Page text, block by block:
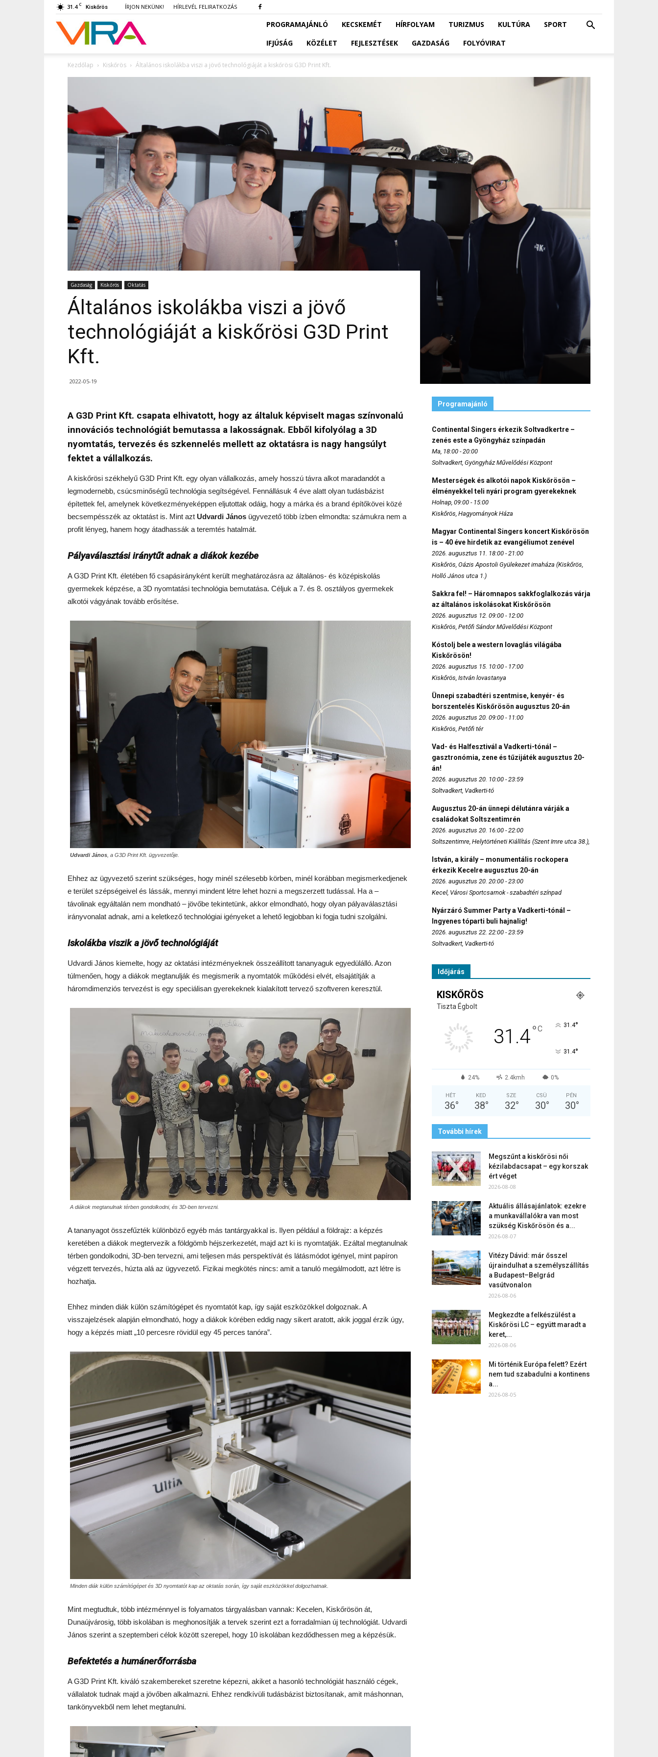
31.4 C Kiskőrös ÍRJON NEKÜNK! HÍRLEVÉL FELIRATKOZÁS
VIRA PROGRAMAJÁNLÓ KECSKEMÉT HÍRFOLYAM TURIZMUS KULTÚRA
SPORT
IFJÚSÁG
KÖZÉLET FEJLESZTÉSEK GAZDASÁG FOLYÓVIRAT
Kezdőlap Kiskőrös Általános iskolákba viszi a jövő technológiáját a kiskőrösi G3D Print Kft.
Gazdaság Kiskőrös Oktatás
Általános iskolákba viszi a jövő
technológiáját a kiskőrösi G3D Print
Kft.
2022-05-19
A G3D Print Kft. csapata elhivatott, hogy az általuk képviselt magas színvonalú
innovációs technológiát bemutassa a lakosságnak. Ebből kifolyólag a 3D
nyomtatás, tervezés és szkennelés mellett az oktatásra is nagy hangsúlyt
fektet a vállalkozás.
A kiskőrösi székhelyű G3D Print Kft. egy olyan vállalkozás, amely hosszú távra alkot maradandót a
legmodernebb, csúcsminőségű technológia segítségével. Fennállásuk 4 éve alatt olyan tudásbázist
építettek fel, amelynek következményeképpen eljutottak odáig, hogy a márka és a brand építőkövei közé
becsempésszék az oktatást is. Mint azt Udvardi János ügyvezető több ízben elmondta: számukra nem a
profit lényeg, hanem hogy átadhassák a teremtés hatalmát.
Pályaválasztási iránytűt adnak a diákok kezébe
A G3D Print Kft. életében fő csapásirányként került meghatározásra az általános- és középiskolás
gyermekek képzése, a 3D nyomtatási technológia bemutatása. Céljuk a 7. és 8. osztályos gyermekek
alkotói vágyának tovább erősítése.
Udvardi János , a G3D Print Kft. ügyvezetője.
Ehhez az ügyvezető szerint szükséges, hogy minél szélesebb körben, minél korábban megismerkedjenek
e terület szépségeivel és lássák, mennyi mindent létre lehet hozni a megszerzett tudással. Ha a –
távolinak egyáltalán nem mondható – jövőbe tekintetünk, akkor elmondható, hogy olyan pályaválasztási
irányvonalat adnak, ami a keletkező technológiai igényeket a lehető legjobban ki fogja tudni szolgálni.
Iskolákba viszik a jövő technológiáját
Udvardi János kiemelte, hogy az oktatási intézményeknek összeállított tananyaguk egyedülálló. Azon
túlmenően, hogy a diákok megtanulják és megismerik a nyomtatók működési elvét, elsajátítják a
háromdimenziós tervezést is egy speciálisan gyerekeknek kialakított tervező szoftveren keresztül.
A diákok megtanulnak térben gondolkodni, és 3D-ben tervezni.
A tananyagot összefűzték különböző egyéb más tantárgyakkal is. Ilyen például a földrajz: a képzés
keretében a diákok megtervezik a földgömb héjszerkezetét, majd azt ki is nyomtatják. Ezáltal megtanulnak
térben gondolkodni, 3D-ben tervezni, ami teljesen más perspektívát és látásmódot igényel, mint papíron
végzett tervezés, húzta alá az ügyvezető. Fizikai megkötés nincs: amit a tanuló megálmodott, azt létre is
hozhatja.
Ehhez minden diák külön számítógépet és nyomtatót kap, így saját eszközökkel dolgoznak. A
visszajelzések alapján elmondható, hogy a diákok körében eddig nagy sikert aratott, akik joggal érzik úgy,
hogy a képzés miatt „10 percesre rövidül egy 45 perces tanóra”.
Minden diák külön számítógépet és 3D nyomtatót kap az oktatás során, így saját eszközökkel dolgozhatnak.
Mint megtudtuk, több intézménnyel is folyamatos tárgyalásban vannak: Kecelen, Kiskőrösön át,
Dunaújvárosig, több iskolában is meghonosítják a tervek szerint ezt a forradalmian új technológiát. Udvardi
János szerint a szeptemberi célok között szerepel, hogy 10 iskolában kezdődhessen meg a képzésük.
Befektetés a humánerőforrásba
A G3D Print Kft. kiváló szakembereket szeretne képezni, akiket a hasonló technológiát használó cégek,
vállalatok tudnak majd a jövőben alkalmazni. Ehhez rendkívüli tudásbázist biztosítanak, amit máshonnan,
tankönyvekből nem lehet megtanulni.
Programajánló
Continental Singers érkezik Soltvadkertre –
zenés este a Gyöngyház színpadán
Ma, 18:00 - 20:00
Soltvadkert, Gyöngyház Művelődési Központ
Mesterségek és alkotói napok Kiskőrösön –
élményekkel teli nyári program gyerekeknek
Holnap, 09:00 - 15:00
Kiskőrös, Hagyományok Háza
Magyar Continental Singers koncert Kiskőrösön
is – 40 éve hirdetik az evangéliumot zenével
2026. augusztus 11. 18:00 - 21:00
Kiskőrös, Oázis Apostoli Gyülekezet imaháza (Kiskőrös,
Holló János utca 1.)
Sakkra fel! – Háromnapos sakkfoglalkozás várja
az általános iskolásokat Kiskőrösön
2026. augusztus 12. 09:00 - 12:00
Kiskőrös, Petőfi Sándor Művelődési Központ
Kóstolj bele a western lovaglás világába
Kiskőrösön!
2026. augusztus 15. 10:00 - 17:00
Kiskőrös, István lovastanya
Ünnepi szabadtéri szentmise, kenyér- és
borszentelés Kiskőrösön augusztus 20-án
2026. augusztus 20. 09:00 - 11:00
Kiskőrös, Petőfi tér
Vad- és Halfesztivál a Vadkerti-tónál –
gasztronómia, zene és tűzijáték augusztus 20-
án!
2026. augusztus 20. 10:00 - 23:59
Soltvadkert, Vadkerti-tó
Augusztus 20-án ünnepi délutánra várják a
családokat Soltszentimrén
2026. augusztus 20. 16:00 - 22:00
Soltszentimre, Helytörténeti Kiállítás (Szent Imre utca 38.),
István, a király – monumentális rockopera
érkezik Kecelre augusztus 20-án
2026. augusztus 20. 20:00 - 23:00
Kecel, Városi Sportcsarnok - szabadtéri színpad
Nyárzáró Summer Party a Vadkerti-tónál –
Ingyenes tóparti buli hajnalig!
2026. augusztus 22. 22:00 - 23:59
Soltvadkert, Vadkerti-tó
Időjárás
KISKŐRÖS
Tiszta Égbolt
31.4°C 31.4°
31.4°
24% 2.4kmh 0%
HÉT
36°
KED
38°
SZE
32°
CSÜ
30°
PÉN
30°
További hírek
Megszűnt a kiskőrösi női
kézilabdacsapat – egy korszak
ért véget
2026-08-08
Aktuális állásajánlatok: ezekre
a munkavállalókra van most
szükség Kiskőrösön és a...
2026-08-07
Vitézy Dávid: már ősszel
újraindulhat a személyszállítás
a Budapest–Belgrád
vasútvonalon
2026-08-06
Megkezdte a felkészülést a
Kiskőrösi LC – együtt maradt a
keret,...
2026-08-06
Mi történik Európa felett? Ezért
nem tud szabadulni a kontinens
a...
2026-08-05